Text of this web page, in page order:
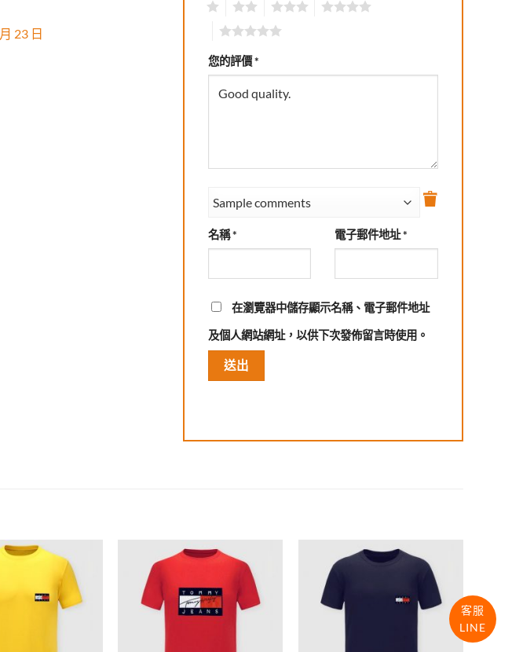
23 日
您的評價*
名稱* 電子郵件地址*
在瀏覽器中儲存顯示名稱、電子郵件地址
及個人網站網址，以供下次發佈留言時使用。
Add to
wishlist
Add to
wishlist
Add to
wishlist
客服
LINE